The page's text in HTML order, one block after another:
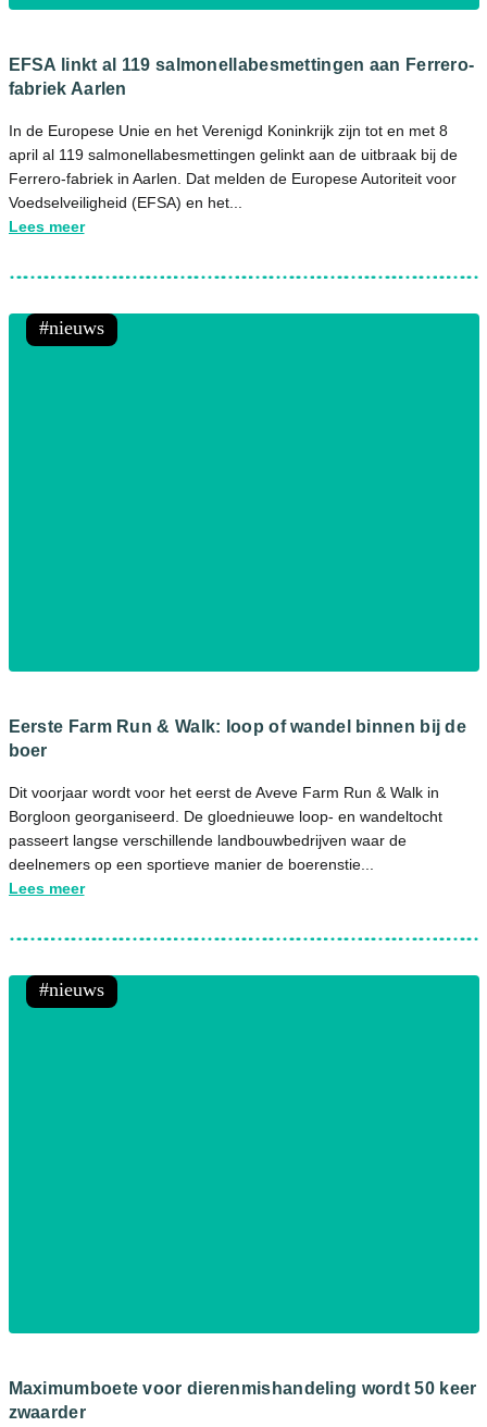
EFSA linkt al 119 salmonellabesmettingen aan Ferrero-
fabriek Aarlen
In de Europese Unie en het Verenigd Koninkrijk zijn tot en met 8
april al 119 salmonellabesmettingen gelinkt aan de uitbraak bij de
Ferrero-fabriek in Aarlen. Dat melden de Europese Autoriteit voor
Voedselveiligheid (EFSA) en het...
Lees meer
Eerste Farm Run & Walk: loop of wandel binnen bij de
boer
Dit voorjaar wordt voor het eerst de Aveve Farm Run & Walk in
Borgloon georganiseerd. De gloednieuwe loop- en wandeltocht
passeert langse verschillende landbouwbedrijven waar de
deelnemers op een sportieve manier de boerenstie...
nieuws
Lees meer
Maximumboete voor dierenmishandeling wordt 50 keer
zwaarder
nieuws